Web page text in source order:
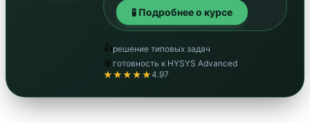
🧪 Подробнее о курсе
👍решение типовых задач
🎯 готовность к HYSYS Advanced
★★★★★4.97